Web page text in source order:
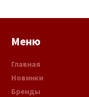
Меню
Главная
Новинки
Бренды